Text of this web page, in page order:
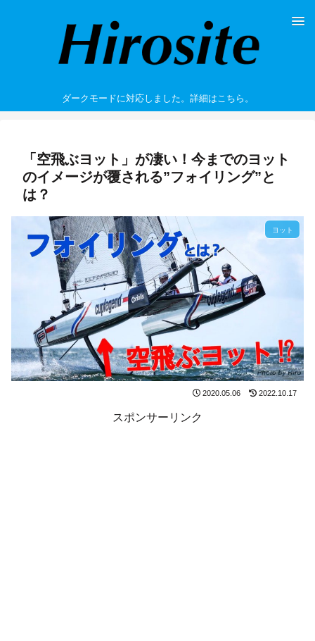
ダークモードに対応しました。詳細はこちら。
「空飛ぶヨット」が凄い！今までのヨット
のイメージが覆される”フォイリング”と
は？
ヨット
2020.05.06 2022.10.17
スポンサーリンク